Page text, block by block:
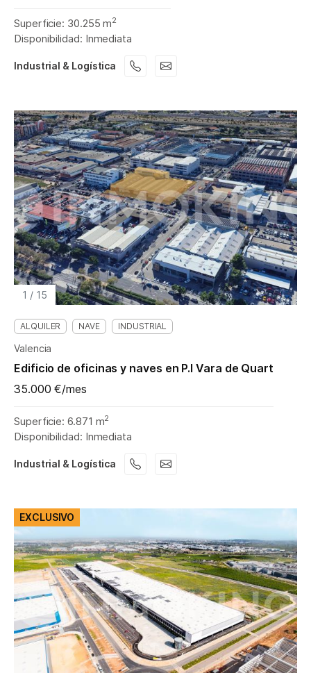
Superficie: 30.255 m2
Disponibilidad: Inmediata
Industrial & Logística
1 / 15
ALQUILER NAVE INDUSTRIAL
Valencia
Edificio de oficinas y naves en P.I Vara de Quart
35.000 €/mes
Superficie: 6.871 m2
Disponibilidad: Inmediata
Industrial & Logística
EXCLUSIVO